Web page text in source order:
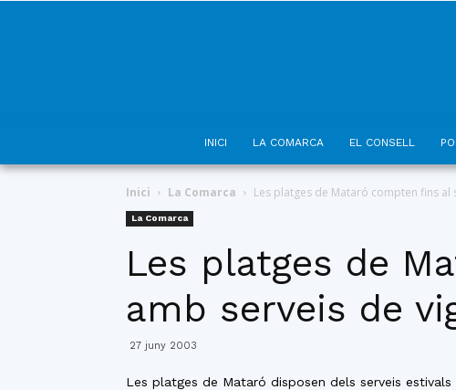
INICI LA COMARCA EL CONSELL
Inici La Comarca Les platges de Mataró compten fins
La Comarca
Les platges de
amb serveis de
27 juny 2003
Les platges de Mataró disposen dels serveis